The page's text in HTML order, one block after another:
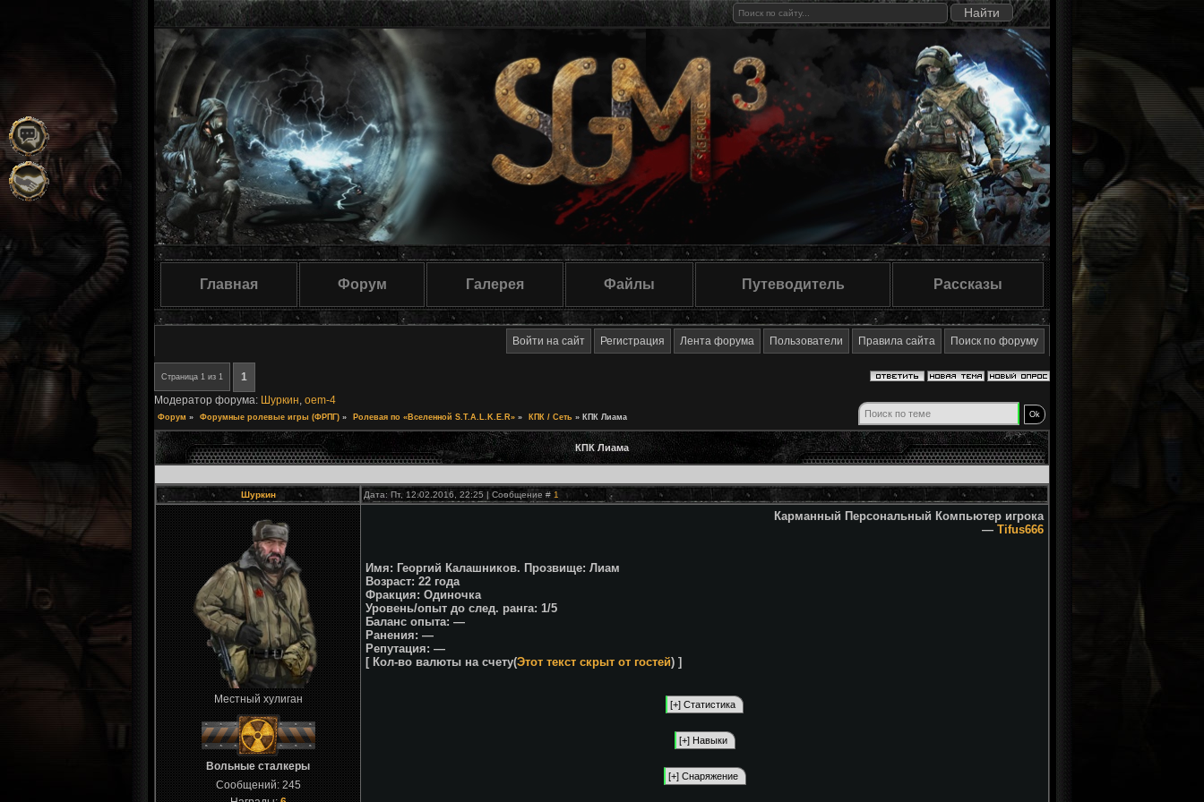
Главная Форум Галерея Файлы Путеводитель Рассказы
Войти на сайт Регистрация Лента форума Пользователи Правила сайта Поиск по форуму
Страница 1 из 1
1
Модератор форума: Шуркин, oem-4
Форум » Форумные ролевые игры (ФРПГ) » Ролевая по «Вселенной S.T.A.L.K.E.R» » КПК / Сеть » КПК Лиама
КПК Лиама
Шуркин Дата: Пт, 12.02.2016, 22:25 | Сообщение # 1
Местный хулиган
Вольные сталкеры
Сообщений: 245
Карманный Персональный Компьютер игрока
— Tifus666
Имя: Георгий Калашников. Прозвище: Лиам
Возраст: 22 года
Фракция: Одиночка
Уровень/опыт до след. ранга: 1/5
Баланс опыта: —
Ранения: —
Репутация: —
[ Кол-во валюты на счету(Этот текст скрыт от гостей) ]